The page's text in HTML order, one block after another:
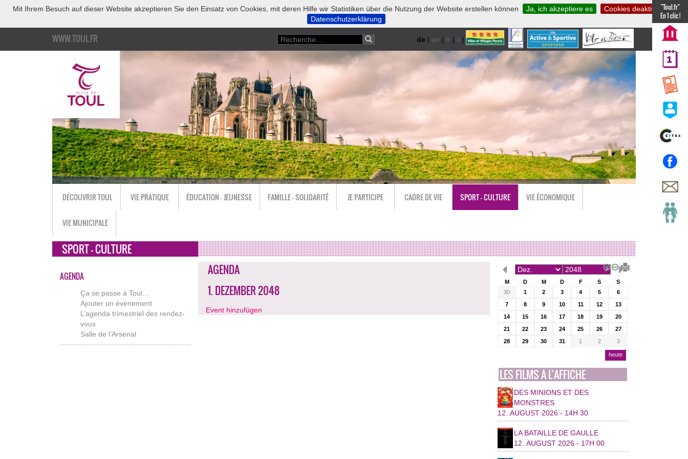
Mit Ihrem Besuch auf dieser Website akzeptieren Sie den Einsatz von Cookies, mit deren Hilfe wir Statistiken über die Nutzung der Website erstellen können Ja, ich akzeptiere es
Cookies deaktivieren
Datenschutzerklärung
WWW.TOUL.FR de | en | fr | it |nl
"Toul.fr"
En 1 clic !
DÉCOUVRIR TOUL VIE PRATIQUE ÉDUCATION - JEUNESSE FAMILLE - SOLIDARITÉ JE PARTICIPE CADRE DE VIE SPORT - CULTURE VIE ÉCONOMIQUE
VIE MUNICIPALE
SPORT - CULTURE
AGENDA
Ça se passe à Toul…
Ajouter un événement
L’agenda trimestriel des rendez-
vous
Salle de l’Arsenal
AGENDA
1. DEZEMBER 2048
Event hinzufügen
M D M D F S
S
30
1 2 3 4 5
6
7
8 9 10 11 12
13
14
15 16 17 18 19
20
21
22 23 24 25 26
27
28
29 30 31 1 2 3
heute
LES FILMS A L’AFFICHE
DES MINIONS ET DES
MONSTRES
12. AUGUST 2026 - 14H 30
LA BATAILLE DE GAULLE
12. AUGUST 2026 - 17H 00